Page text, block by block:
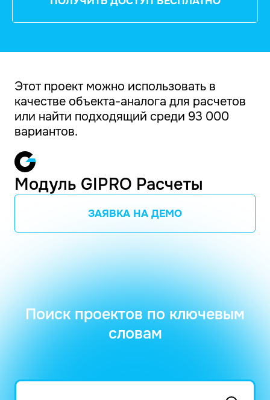
Этот проект можно использовать в
качестве объекта-аналога для расчетов
или найти подходящий среди 93 000
вариантов.
Модуль GIPRO Расчеты
ЗАЯВКА НА ДЕМО
Поиск проектов по ключевым
словам